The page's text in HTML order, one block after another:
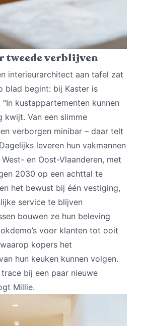
tweede verblijven
interieurarchitect aan tafel zat
blad begint: bij Kaster is
kustappartementen kunnen
kwijt. Van een slimme
verborgen minibar – daar telt
leveren hun vakmannen
en Oost-Vlaanderen, met
2030 op een achttal te
het bewust bij één vestiging,
service te blijven
bouwen ze hun beleving
voor klanten tot ooit
kopers het
hun keuken kunnen volgen.
bij een paar nieuwe
Millie.